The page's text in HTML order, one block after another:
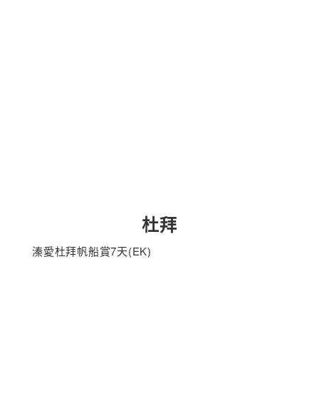
杜拜
溱愛杜拜帆船賞7天(EK)